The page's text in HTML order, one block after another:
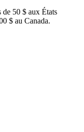
de 50 $ aux États
$ au Canada.